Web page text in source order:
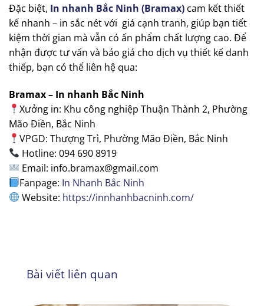
Đặc biệt, In nhanh Bắc Ninh (Bramax) cam kết thiết
kế nhanh – in sắc nét với giá cạnh tranh, giúp bạn tiết
kiệm thời gian mà vẫn có ấn phẩm chất lượng cao. Để
nhận được tư vấn và báo giá cho dịch vụ thiết kế danh
thiếp, bạn có thể liên hệ qua:
Bramax – In nhanh Bắc Ninh
Xưởng in: Khu công nghiệp Thuận Thành 2, Phường
Mão Điền, Bắc Ninh
VPGD: Thượng Trì, Phường Mão Điền, Bắc Ninh
Hotline: 094 690 8919
Email: info.bramax@gmail.com
Fanpage: In Nhanh Bắc Ninh
Website: https://innhanhbacninh.com/
Bài viết liên quan